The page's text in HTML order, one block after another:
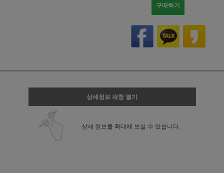
구매하기
상세정보 새창 열기
상세 정보를 확대해 보실 수 있습니다.